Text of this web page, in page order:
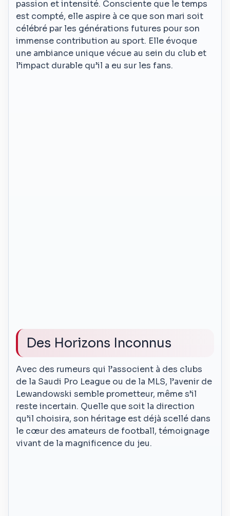
passion et intensité. Consciente que le temps
est compté, elle aspire à ce que son mari soit
célébré par les générations futures pour son
immense contribution au sport. Elle évoque
une ambiance unique vécue au sein du club et
l’impact durable qu’il a eu sur les fans.
Des Horizons Inconnus
Avec des rumeurs qui l’associent à des clubs
de la Saudi Pro League ou de la MLS, l’avenir de
Lewandowski semble prometteur, même s’il
reste incertain. Quelle que soit la direction
qu’il choisira, son héritage est déjà scellé dans
le cœur des amateurs de football, témoignage
vivant de la magnificence du jeu.